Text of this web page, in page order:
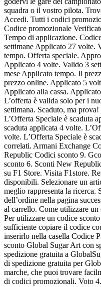
squadra o il vostro pilota.
Accedi. Tutti i codici
Codice promozionale
Tempo di applicazione.
settimane Applicato 27 volte.
tempo. Offerta speciale.
Applicato 4 volte. Valido 3
mese Applicato tempo. Il
prezzo online. Applicato 5
Applicato alla cassa.
L’offerta è valida solo per i
settimana. Scaduto, ma
L’Offerta Speciale è scaduta
scaduta applicata 4 volte.
volte. L’Offerta Speciale è
correlati. Armani Exchange
Republic Codici sconto 9.
sconto 6. Sconti New
su F1 Store. Visita F1store.
disponibili. Selezionare un
meglio rappresenta la ricerca.
dell’ordine nella pagina
al carrello. Come utilizzare un
Per utilizzare un codice
sufficiente copiare il codice
inserirlo nella casella Codice
sconto Global Sugar Art con
spedizione gratuita a
di spedizione gratuita per
marche, che puoi trovare
di codici promozionali. Voto